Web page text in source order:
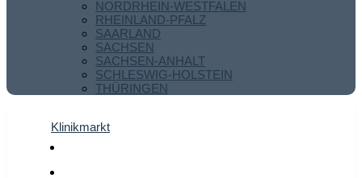
NORDRHEIN-WESTFALEN
RHEINLAND-PFALZ
SAARLAND
SACHSEN
SACHSEN-ANHALT
SCHLESWIG-HOLSTEIN
THÜRINGEN
Klinikmarkt